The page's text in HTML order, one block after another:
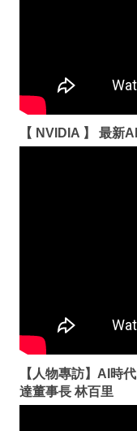
【 NVIDIA 】 最新
【人物專訪】AI時
達董事長 林百里